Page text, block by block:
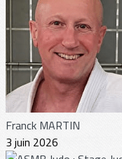
Franck MARTIN
3 juin 2026